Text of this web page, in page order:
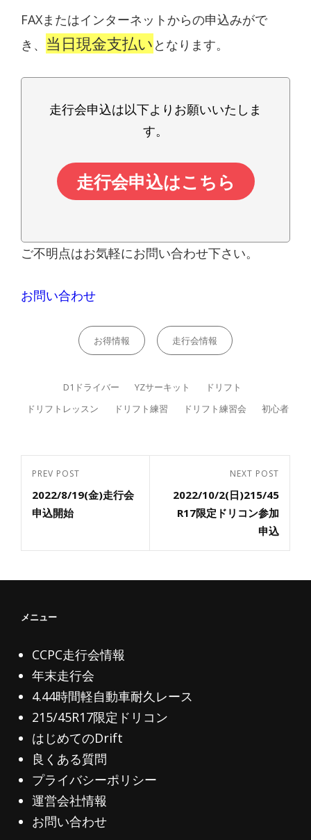
FAXまたはインターネットからの申込みがで
き、 当日現金支払い となります。
走行会申込は以下よりお願いいたしま
す。
走行会申込はこちら
ご不明点はお気軽にお問い合わせ下さい。
お問い合わせ
Categories
お得情報 走行会情報
Tags,
D1ドライバー YZサーキット
ドリフト
ドリフトレッスン
ドリフト練習 ドリフト練習会 初心者
投
稿
ナ
ゲ
ョ
Previous
Post
PREV POST
2022/8/19(金)走行会
申込開始
Post
NEXT POST
2022/10/2(日)215/45
R17限定ドリコン参加
申込
メニュー
CCPC走行会情報
年末走行会
4.44時間軽自動車耐久レース
215/45R17限定ドリコン
はじめてのDrift
良くある質問
プライバシーポリシー
運営会社情報
お問い合わせ